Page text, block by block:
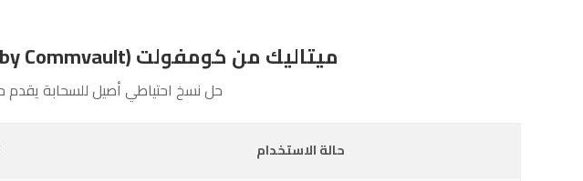
ميتاليك من كومفولت (Metallic™ by Commvault) – النسخ الاحتياطي كخدمة (BaaS)
حل نسخ احتياطي أصيل للسحابة
حالة الاستخدام